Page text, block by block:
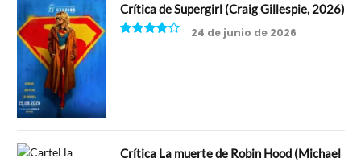
Crítica de Supergirl (Craig Gillespie, 2026)
24 de junio de 2026
Crítica La muerte de Robin Hood (Michael